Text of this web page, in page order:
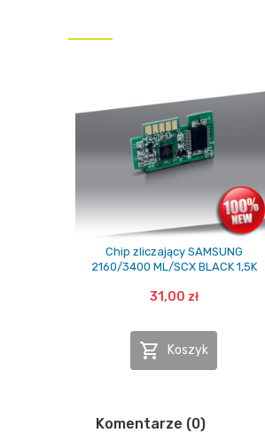
Chip zliczający SAMSUNG
2160/3400 ML/SCX BLACK 1,5K
31,00 zł
 Koszyk
Komentarze (0)